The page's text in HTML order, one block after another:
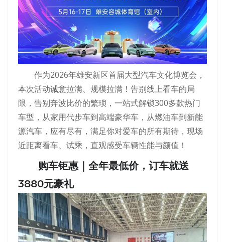
作为2026年雄安新区首届大型汽车文化博览会，
本次活动诚意拉满、规模拉满！告别线上看车的局
限，告别奔波比价的繁琐，一站式解锁300多款热门
车型，从家用代步车到高端豪华车，从燃油车到新能
源汽车，应有尽有，满足你对爱车的所有期待，现场
近距离看车、试乘，直观感受车辆性能与颜值！
购车钜惠｜全年最低价，订车就送
3880元豪礼